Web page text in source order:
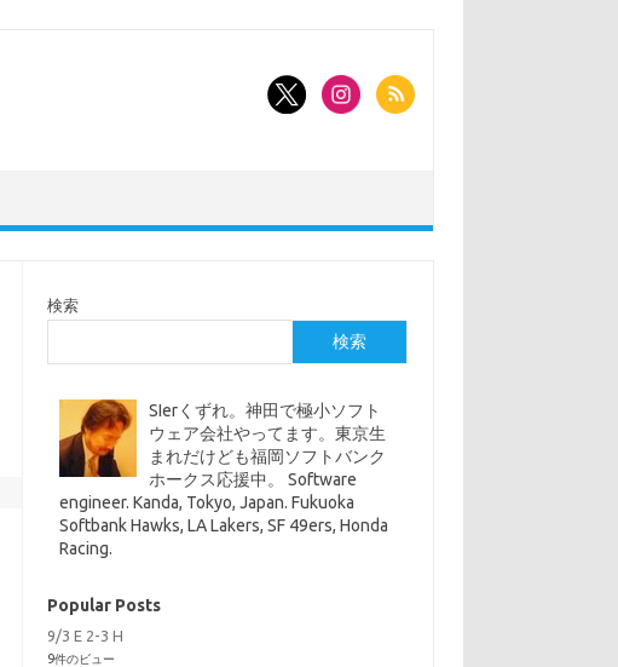
検索
検索
SIerくずれ。神田で極小ソフト
ウェア会社やってます。東京生
まれだけども福岡ソフトバンク
ホークス応援中。 Software
engineer. Kanda, Tokyo, Japan. Fukuoka
Softbank Hawks, LA Lakers, SF 49ers, Honda
Racing.
Popular Posts
9/3 E 2-3 H
9件のビュー